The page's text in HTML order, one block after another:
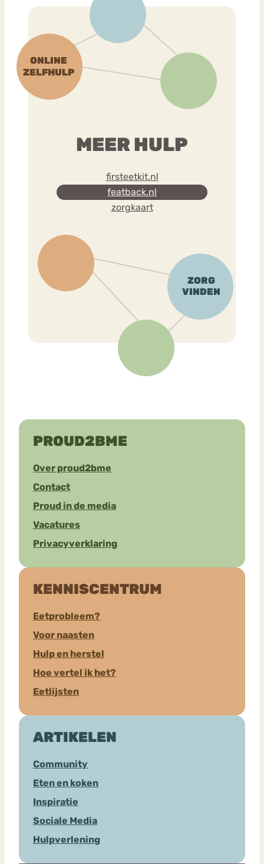
MEER HULP
firsteetkit.nl
featback.nl
zorgkaart
PROUD2BME
Over proud2bme
Contact
Proud in de media
Vacatures
Privacyverklaring
KENNISCENTRUM
Eetprobleem?
Voor naasten
Hulp en herstel
Hoe vertel ik het?
Eetlijsten
ARTIKELEN
Community
Eten en koken
Inspiratie
Sociale Media
Hulpverlening